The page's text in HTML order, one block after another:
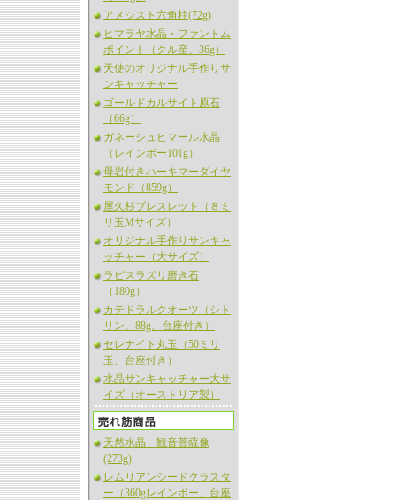
アメジスト六角柱(72g)
ヒマラヤ水晶・ファントム
ポイント（クル産、36g）
天使のオリジナル手作りサ
ンキャッチャー
ゴールドカルサイト原石
（66g）
ガネーシュヒマール水晶
（レインボー101g）
母岩付きハーキマーダイヤ
モンド（859g）
屋久杉ブレスレット（８ミ
リ玉Mサイズ）
オリジナル手作りサンキャ
ッチャー（大サイズ）
ラピスラズリ磨き石
（180g）
カテドラルクオーツ（シト
リン、88g、台座付き）
セレナイト丸玉（50ミリ
玉、台座付き）
水晶サンキャッチャー大サ
イズ（オーストリア製）
天然水晶 観音菩薩像
(273g)
レムリアンシードクラスタ
ー（360gレインボー、台座